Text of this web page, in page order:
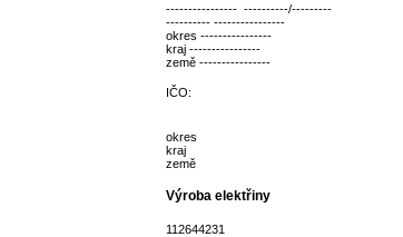
---------------- ----------/---------
---------- ----------------
okres ----------------
kraj ----------------
země ----------------
IČO:
okres
kraj
země
Výroba elektřiny
112644231